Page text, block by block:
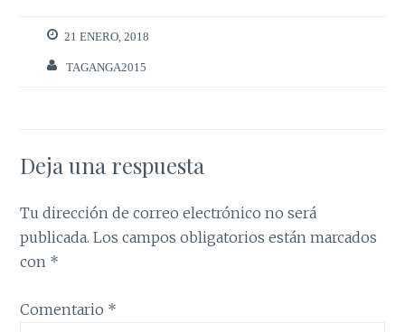
21 ENERO, 2018
TAGANGA2015
Deja una respuesta
Tu dirección de correo electrónico no será
publicada. Los campos obligatorios están marcados
con *
Comentario *